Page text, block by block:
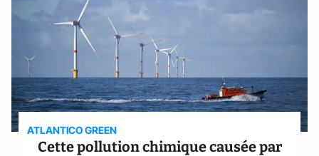
ATLANTICO GREEN
Cette pollution chimique causée par